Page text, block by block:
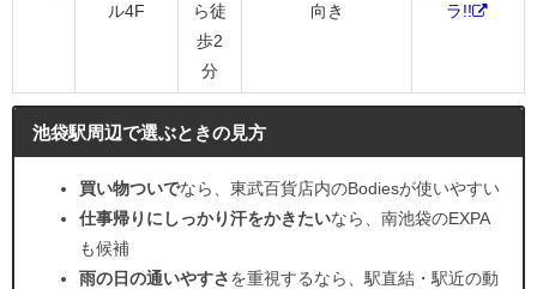
ル4F
ら徒
歩2
分
向き
ラ!!
池袋駅周辺で選ぶときの見方
買い物ついでなら、東武百貨店内のBodiesが使いやすい
仕事帰りにしっかり汗をかきたいなら、南池袋のEXPA
も候補
雨の日の通いやすさを重視するなら、駅直結・駅近の動